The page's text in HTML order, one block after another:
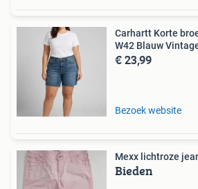
Carhartt Korte
W42 Blauw
€ 23,99
Bezoek website
Mexx lichtroze
Bieden